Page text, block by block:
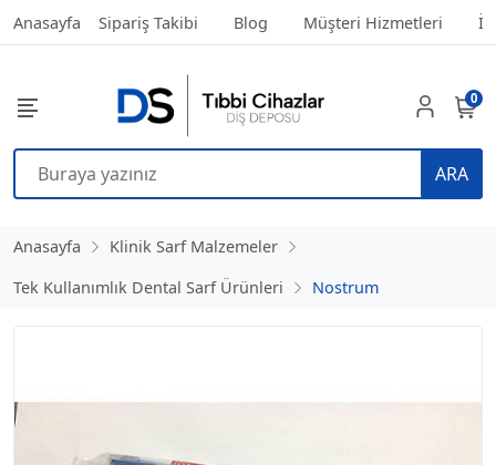
Anasayfa Sipariş Takibi Blog Müşteri Hizmetleri
ARA
0
Anasayfa
Klinik Sarf Malzemeler
Tek Kullanımlık Dental Sarf Ürünleri
Nostrum